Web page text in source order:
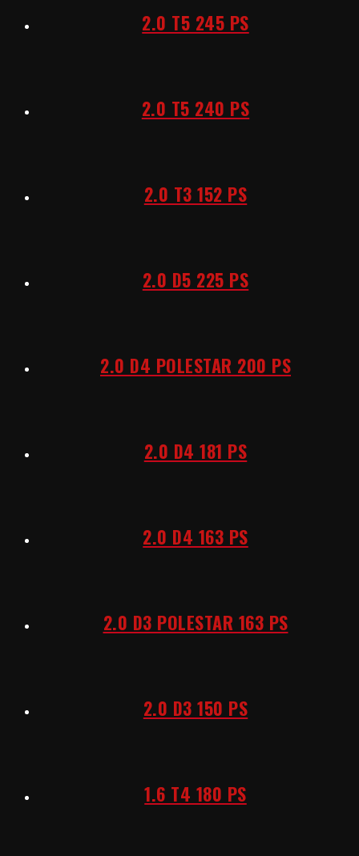
2.0 T5 245 PS
2.0 T5 240 PS
2.0 T3 152 PS
2.0 D5 225 PS
2.0 D4 POLESTAR 200 PS
2.0 D4 181 PS
2.0 D4 163 PS
2.0 D3 POLESTAR 163 PS
2.0 D3 150 PS
1.6 T4 180 PS